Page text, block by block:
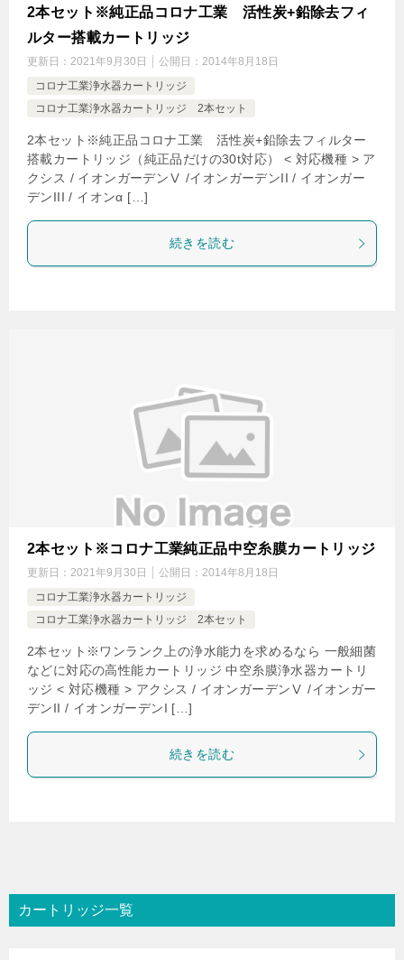
2本セット※純正品コロナ工業 活性炭+鉛除去フィ
ルター搭載カートリッジ
更新日： 2021年9月30日 公開日： 2014年8月18日
コロナ工業浄水器カートリッジ
コロナ工業浄水器カートリッジ 2本セット
2本セット※純正品コロナ工業 活性炭+鉛除去フィルター
搭載カートリッジ（純正品だけの30t対応） < 対応機種 > ア
クシス / イオンガーデンⅤ /イオンガーデンII / イオンガー
デンIII / イオンα […]
続きを読む
2本セット※コロナ工業純正品中空糸膜カートリッジ
更新日： 2021年9月30日 公開日： 2014年8月18日
コロナ工業浄水器カートリッジ
コロナ工業浄水器カートリッジ 2本セット
2本セット※ワンランク上の浄水能力を求めるなら 一般細菌
などに対応の高性能カートリッジ 中空糸膜浄水器カートリ
ッジ < 対応機種 > アクシス / イオンガーデンⅤ /イオンガー
デンII / イオンガーデンI […]
続きを読む
カートリッジ一覧